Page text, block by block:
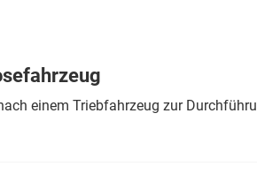
einem Triebfahrzeug zur